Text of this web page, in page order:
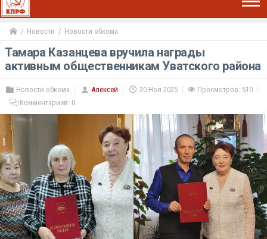
Новости Новости обкома
Тамара Казанцева вручила награды
активным общественникам Уватского района
Новости обкома Алексей 20 Ноя 2025
Просмотров: 510
Комментариев: 0